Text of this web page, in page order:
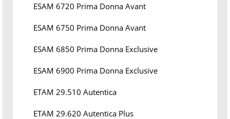
ESAM 6720 Prima Donna Avant
ESAM 6750 Prima Donna Avant
ESAM 6850 Prima Donna Exclusive
ESAM 6900 Prima Donna Exclusive
ETAM 29.510 Autentica
ETAM 29.620 Autentica Plus